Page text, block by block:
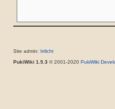
Site admin: Irrlicht
PukiWiki 1.5.3 © 2001-2020 PukiWiki